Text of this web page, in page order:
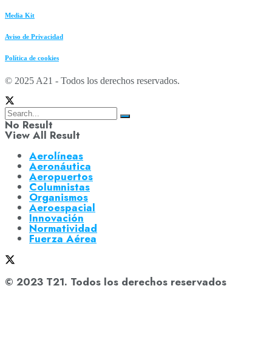
Media Kit
Aviso de Privacidad
Política de cookies
© 2025 A21 - Todos los derechos reservados.
No Result
View All Result
Aerolíneas
Aeronáutica
Aeropuertos
Columnistas
Organismos
Aeroespacial
Innovación
Normatividad
Fuerza Aérea
© 2023 T21. Todos los derechos reservados